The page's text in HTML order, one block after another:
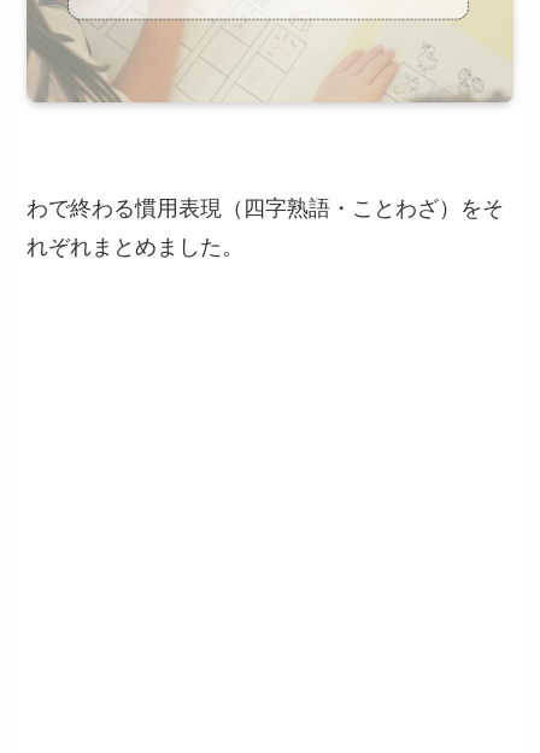
わで終わる慣用表現（四字熟語・ことわざ）をそ
れぞれまとめました。